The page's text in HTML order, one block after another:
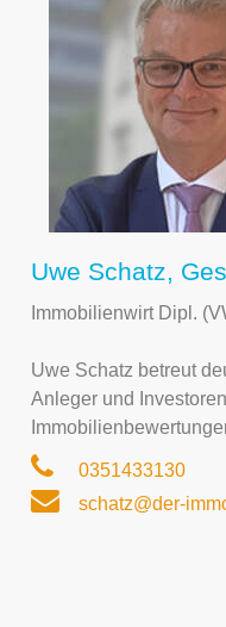
Uwe Schatz,
Immobilienwirt Dipl.
Uwe Schatz betreut
Anleger und
0351433130
schatz@der-